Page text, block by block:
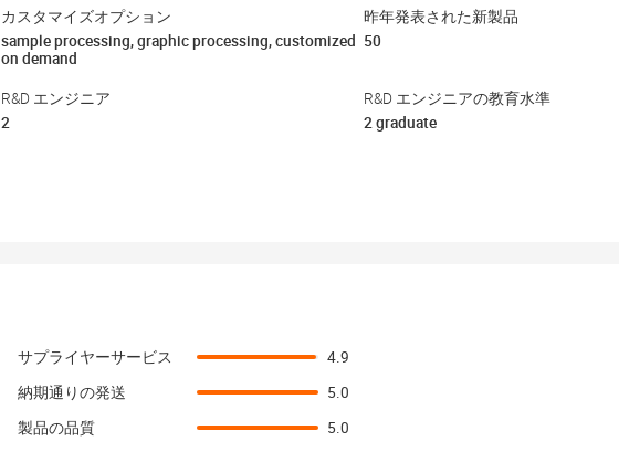
カスタマイズオプション
sample processing, graphic processing, customized
on demand
昨年発表された新製品
50
R&D エンジニア
2
R&D エンジニアの教育水準
2 graduate
サプライヤーサービス
4.9
納期通りの発送
5.0
製品の品質
5.0